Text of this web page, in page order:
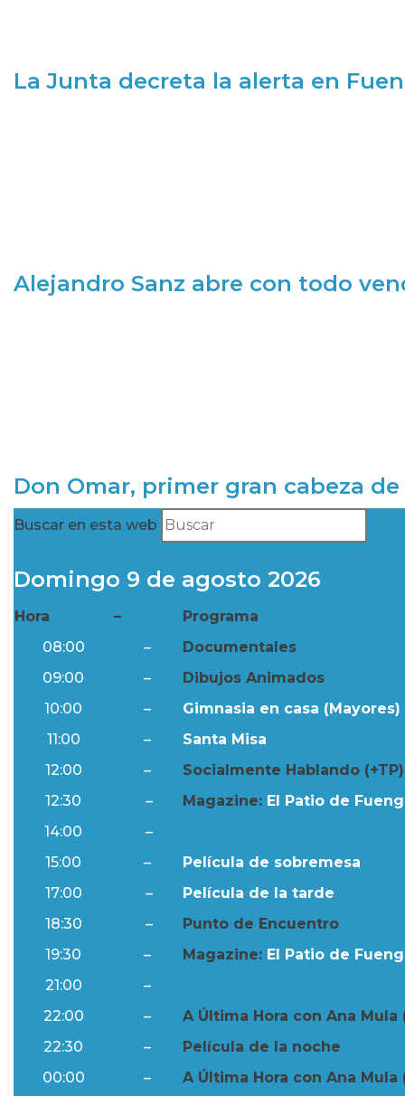
La Junta decreta la alerta en
Alejandro Sanz abre con todo
Don Omar, primer gran cabeza
Buscar en esta web
Domingo 9 de agosto 2026
Hora –
Programa
08:00
–
Documentales
09:00
–
Dibujos Animados
10:00
–
Gimnasia en casa (Mayores)
11:00
–
Santa Misa
12:00
–
Socialmente Hablando (+TP)
12:30
– Magazine: El Patio de
14:00
–
15:00
–
Película de sobremesa
17:00
–
Película de la tarde
18:30
–
Punto de Encuentro
19:30
– Magazine: El Patio de
21:00
–
22:00
–
A Última Hora con Ana Mula
22:30
–
Película de la noche
00:00
– A Última Hora con Ana Mula